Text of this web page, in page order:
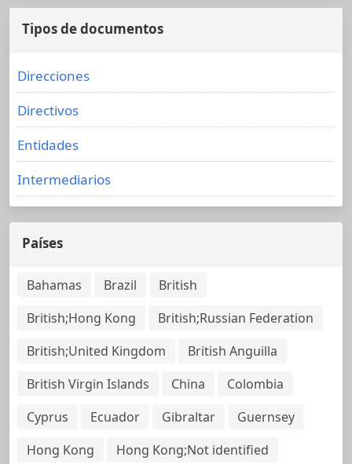
Tipos de documentos
Direcciones
Directivos
Entidades
Intermediarios
Países
Bahamas Brazil
British
British;Hong Kong
British;Russian Federation
British;United Kingdom
British Anguilla
British Virgin Islands
China
Colombia
Cyprus
Ecuador Gibraltar
Guernsey
Hong Kong
Hong Kong;Not identified